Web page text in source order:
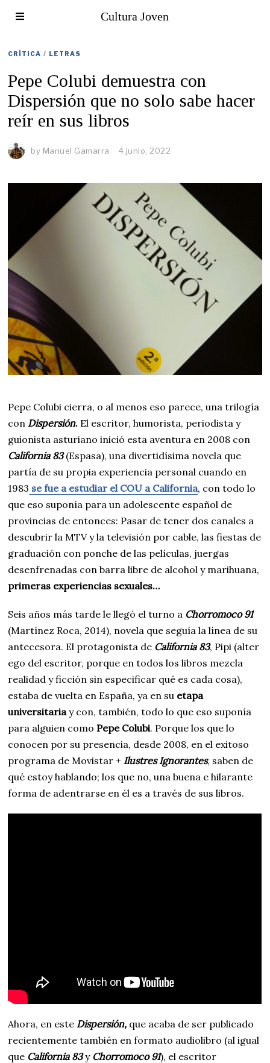
Cultura Joven
CRÍTICA / LETRAS
Pepe Colubi demuestra con
Dispersión que no solo sabe hacer
reír en sus libros
by Manuel Gamarra 4 junio, 2022
Pepe Colubi cierra, o al menos eso parece, una trilogía
con Dispersión. El escritor, humorista, periodista y
guionista asturiano inició esta aventura en 2008 con
California 83(Espasa), una divertidísima novela que
partía de su propia experiencia personal cuando en
1983 se fue a estudiar el COU a California, con todo lo
que eso suponía para un adolescente español de
provincias de entonces: Pasar de tener dos canales a
descubrir la MTV y la televisión por cable, las fiestas de
graduación con ponche de las películas, juergas
desenfrenadas con barra libre de alcohol y marihuana,
primeras experiencias sexuales…
Seis años más tarde le llegó el turno a Chorromoco 91
(Martínez Roca, 2014), novela que seguía la línea de su
antecesora. El protagonista de California 83, Pipi (alter
ego del escritor, porque en todos los libros mezcla
realidad y ficción sin especificar qué es cada cosa),
estaba de vuelta en España, ya en su etapa
universitariay con, también, todo lo que eso suponía
para alguien como Pepe Colubi. Porque los que lo
conocen por su presencia, desde 2008, en el exitoso
programa de Movistar + Ilustres Ignorantes, saben de
qué estoy hablando; los que no, una buena e hilarante
forma de adentrarse en él es a través de sus libros.
Ahora, en este Dispersión, que acaba de ser publicado
recientemente también en formato audiolibro (al igual
que California 83y Chorromoco 91), el escritor